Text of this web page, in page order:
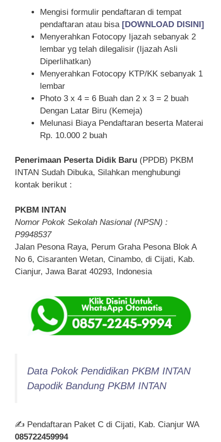
Mengisi formulir pendaftaran di tempat
pendaftaran atau bisa [DOWNLOAD DISINI]
Menyerahkan Fotocopy Ijazah sebanyak 2
lembar yg telah dilegalisir (Ijazah Asli
Diperlihatkan)
Menyerahkan Fotocopy KTP/KK sebanyak 1
lembar
Photo 3 x 4 = 6 Buah dan 2 x 3 = 2 buah
Dengan Latar Biru (Kemeja)
Melunasi Biaya Pendaftaran beserta Materai
Rp. 10.000 2 buah
Penerimaan Peserta Didik Baru (PPDB) PKBM
INTAN Sudah Dibuka, Silahkan menghubungi
kontak berikut :
PKBM INTAN
Nomor Pokok Sekolah Nasional (NPSN) :
P9948537
Jalan Pesona Raya, Perum Graha Pesona Blok A
No 6, Cisaranten Wetan, Cinambo, di Cijati, Kab.
Cianjur, Jawa Barat 40293, Indonesia
Data Pokok Pendidikan PKBM INTAN
Dapodik Bandung PKBM INTAN
✍ Pendaftaran Paket C di Cijati, Kab. Cianjur WA
085722459994